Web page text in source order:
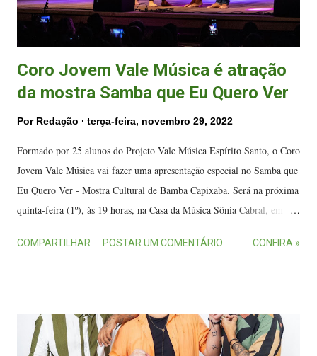
Coro Jovem Vale Música é atração
da mostra Samba que Eu Quero Ver
Por Redação terça-feira, novembro 29, 2022
Formado por 25 alunos do Projeto Vale Música Espírito Santo, o Coro
Jovem Vale Música vai fazer uma apresentação especial no Samba que
Eu Quero Ver - Mostra Cultural de Bamba Capixaba. Será na próxima
quinta-feira (1º), às 19 horas, na Casa da Música Sônia Cabral, em
apresentar clássicos do samba em arranjos inéditos. Solistas do Coro
apresentações musicais e oficinas gratuitas, desta terça-feira (29) a
sábado (3), na Casa da Música Sônia Cabral. Para esta apresentação
COMPARTILHAR POSTAR UM COMENTÁRIO CONFIRA »